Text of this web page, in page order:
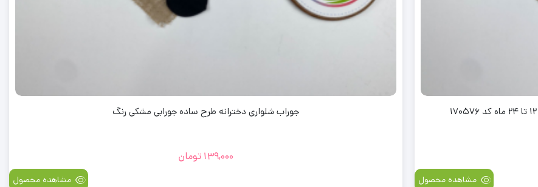
مشاهده محصول
جوراب شلواری دخترانه طرح ساده جورابی مشکی رنگ
139,000 تومان
مشاهده محصول